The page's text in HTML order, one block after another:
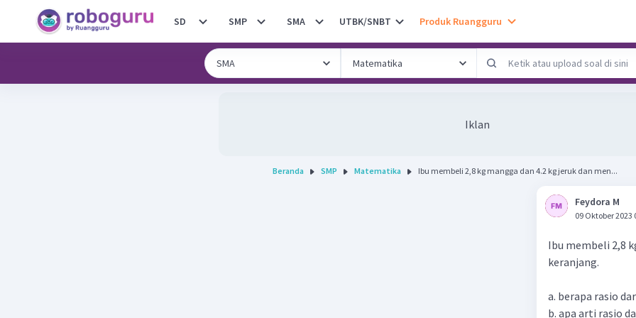
SD SMP SMA UTBK/SNBT Produk Ruangguru
Iklan
Beranda SMP Matematika Ibu membeli 2,8 kg mangga dan 4.2 kg jeruk dan men...
Feydora M
09 Oktober 2023
Ibu membeli 2,8
keranjang.
a. berapa rasio
b. apa arti rasio